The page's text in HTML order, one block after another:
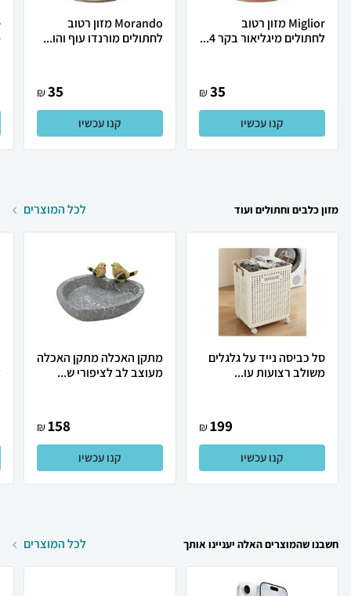
Miglior מזון רטוב
לחתולים מיגליאור בקר 4...
35
₪
קנו עכשיו
Morando מזון רטוב
לחתולים מורנדו עוף והו...
35
₪
קנו עכשיו
מזון כלבים וחתולים ועוד לכל המוצרים
סל כביסה נייד על גלגלים
משולב רצועות עו...
199
₪
קנו עכשיו
מתקן האכלה מתקן האכלה
מעוצב לב לציפורי ש...
158
₪
קנו עכשיו
חשבנו שהמוצרים האלה יעניינו אותך לכל המוצרים